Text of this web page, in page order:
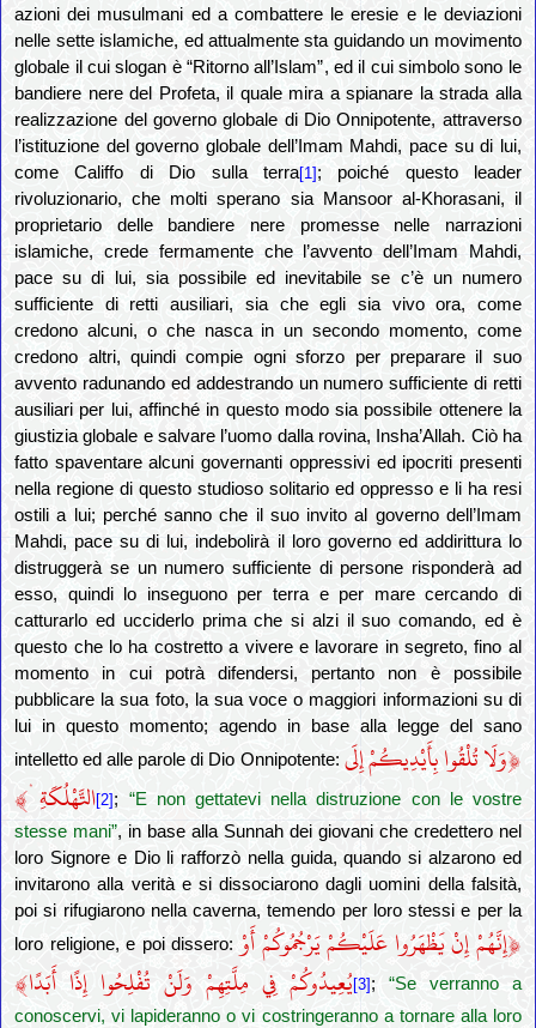
azioni dei musulmani ed a combattere le eresie e le deviazioni
nelle sette islamiche, ed attualmente sta guidando un movimento
globale il cui slogan è “Ritorno all’Islam”, ed il cui simbolo sono le
bandiere nere del Profeta, il quale mira a spianare la strada alla
realizzazione del governo globale di Dio Onnipotente, attraverso
l’istituzione del governo globale dell’Imam Mahdi, pace su di lui,
come Califfo di Dio sulla terra[1] ; poiché questo leader
rivoluzionario, che molti sperano sia Mansoor al-Khorasani, il
proprietario delle bandiere nere promesse nelle narrazioni
islamiche, crede fermamente che l’avvento dell’Imam Mahdi,
pace su di lui, sia possibile ed inevitabile se c’è un numero
sufficiente di retti ausiliari, sia che egli sia vivo ora, come
credono alcuni, o che nasca in un secondo momento, come
credono altri, quindi compie ogni sforzo per preparare il suo
avvento radunando ed addestrando un numero sufficiente di retti
ausiliari per lui, affinché in questo modo sia possibile ottenere la
giustizia globale e salvare l’uomo dalla rovina, Insha’Allah. Ciò ha
fatto spaventare alcuni governanti oppressivi ed ipocriti presenti
nella regione di questo studioso solitario ed oppresso e li ha resi
ostili a lui; perché sanno che il suo invito al governo dell’Imam
Mahdi, pace su di lui, indebolirà il loro governo ed addirittura lo
distruggerà se un numero sufficiente di persone risponderà ad
esso, quindi lo inseguono per terra e per mare cercando di
catturarlo ed ucciderlo prima che si alzi il suo comando, ed è
questo che lo ha costretto a vivere e lavorare in segreto, fino al
momento in cui potrà difendersi, pertanto non è possibile
pubblicare la sua foto, la sua voce o maggiori informazioni su di
lui in questo momento; agendo in base alla legge del sano
intelletto ed alle parole di Dio Onnipotente:
﴿وَلَا تُلْقُوا بِأَيْدِيكُمْ إِلَى
التَّهْلُكَةِ ۛ﴾ [2] ; “E non gettatevi nella distruzione con le vostre
stesse mani”, in base alla Sunnah dei giovani che credettero nel
loro Signore e Dio li rafforzò nella guida, quando si alzarono ed
invitarono alla verità e si dissociarono dagli uomini della falsità,
poi si rifugiarono nella caverna, temendo per loro stessi e per la
loro religione, e poi dissero:
﴿إِنَّهُمْ إِنْ يَظْهَرُوا عَلَيْكُمْ يَرْجُمُوكُمْ أَوْ
يُعِيدُوكُمْ فِي مِلَّتِهِمْ وَلَنْ تُفْلِحُوا إِذًا أَبَدًا﴾ [3] ; “Se verranno a
conoscervi, vi lapideranno o vi costringeranno a tornare alla loro